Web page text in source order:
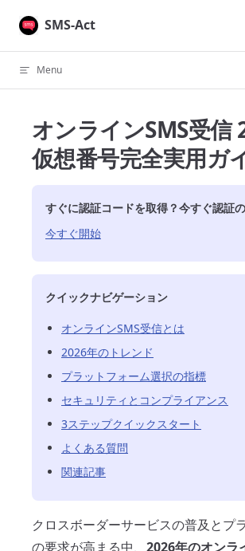
Skip to content
SMS-Act
Menu
オンラインSMS受信
仮想番号完全実用ガ
すぐに認証コードを取得？今すぐ認証
今すぐ開始
クイックナビゲーション
オンラインSMS受信とは
2026年のトレンド
プラットフォーム選択の指標
セキュリティとコンプライアンス
3ステップクイックスタート
よくある質問
関連記事
クロスボーダーサービスの普及とプ
の要求が高まる中、 2026年のオンラ